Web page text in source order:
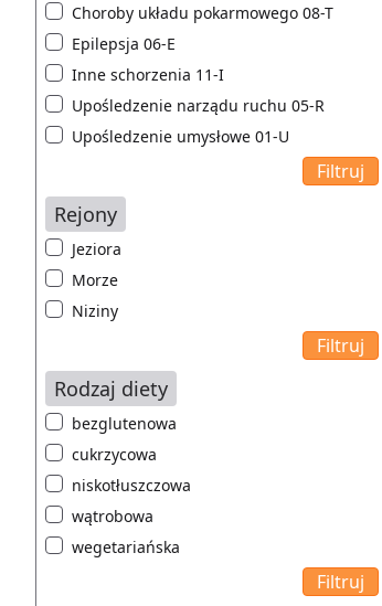
Choroby układu pokarmowego 08-T
Epilepsja 06-E
Inne schorzenia 11-I
Upośledzenie narządu ruchu 05-R
Upośledzenie umysłowe 01-U
Rejony
Jeziora
Morze
Niziny
Rodzaj diety
bezglutenowa
cukrzycowa
niskotłuszczowa
wątrobowa
wegetariańska